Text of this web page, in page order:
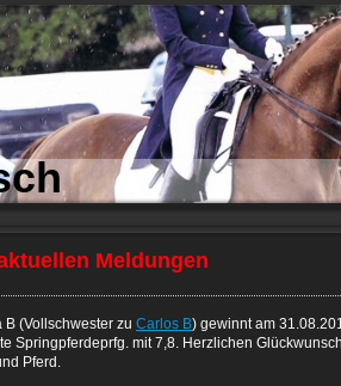
Meldungen
B (Vollschwester zu Carlos B) gewinnt am
Springpferdeprfg. mit 7,8. Herzlichen
Pferd.